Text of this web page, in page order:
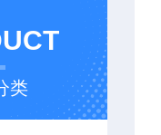
类